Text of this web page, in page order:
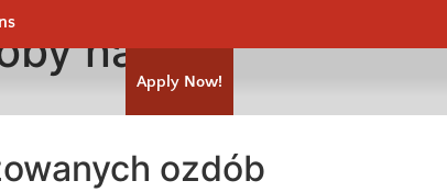
Apply Now!
na
ozdób